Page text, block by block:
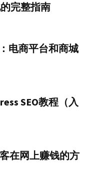
完整指南
电商平台和商城
SEO教程（入
在网上赚钱的方